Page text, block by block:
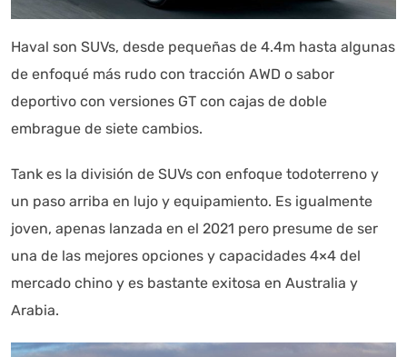
Haval son SUVs, desde pequeñas de 4.4m hasta algunas
de enfoqué más rudo con tracción AWD o sabor
deportivo con versiones GT con cajas de doble
embrague de siete cambios.
Tank es la división de SUVs con enfoque todoterreno y
un paso arriba en lujo y equipamiento. Es igualmente
joven, apenas lanzada en el 2021 pero presume de ser
una de las mejores opciones y capacidades 4×4 del
mercado chino y es bastante exitosa en Australia y
Arabia.